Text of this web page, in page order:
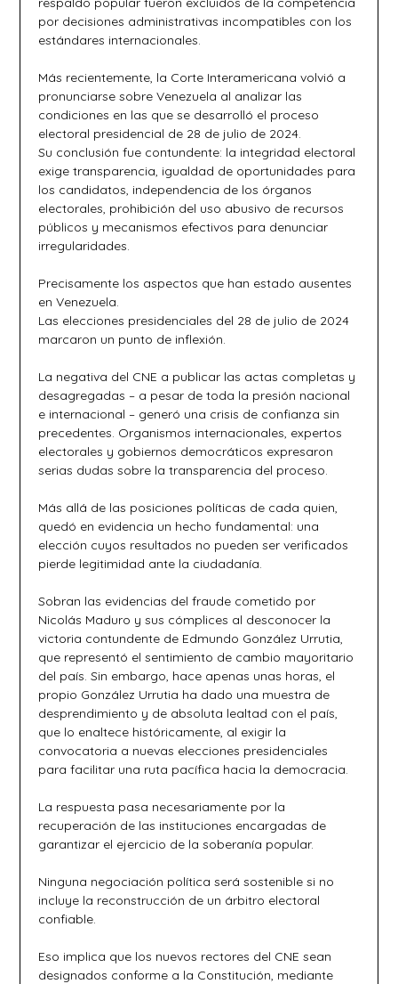
por decisiones administrativas incompatibles con los
estándares internacionales.
Más recientemente, la Corte Interamericana volvió a
pronunciarse sobre Venezuela al analizar las
condiciones en las que se desarrolló el proceso
electoral presidencial de 28 de julio de 2024.
Su conclusión fue contundente: la integridad electoral
exige transparencia, igualdad de oportunidades para
los candidatos, independencia de los órganos
electorales, prohibición del uso abusivo de recursos
públicos y mecanismos efectivos para denunciar
irregularidades.
Precisamente los aspectos que han estado ausentes
en Venezuela.
Las elecciones presidenciales del 28 de julio de 2024
marcaron un punto de inflexión.
La negativa del CNE a publicar las actas completas y
desagregadas – a pesar de toda la presión nacional
e internacional – generó una crisis de confianza sin
precedentes. Organismos internacionales, expertos
electorales y gobiernos democráticos expresaron
serias dudas sobre la transparencia del proceso.
Más allá de las posiciones políticas de cada quien,
quedó en evidencia un hecho fundamental: una
elección cuyos resultados no pueden ser verificados
pierde legitimidad ante la ciudadanía.
Sobran las evidencias del fraude cometido por
Nicolás Maduro y sus cómplices al desconocer la
victoria contundente de Edmundo González Urrutia,
que representó el sentimiento de cambio mayoritario
del país. Sin embargo, hace apenas unas horas, el
propio González Urrutia ha dado una muestra de
desprendimiento y de absoluta lealtad con el país,
que lo enaltece históricamente, al exigir la
convocatoria a nuevas elecciones presidenciales
para facilitar una ruta pacífica hacia la democracia.
La respuesta pasa necesariamente por la
recuperación de las instituciones encargadas de
garantizar el ejercicio de la soberanía popular.
Ninguna negociación política será sostenible si no
incluye la reconstrucción de un árbitro electoral
confiable.
Eso implica que los nuevos rectores del CNE sean
designados conforme a la Constitución, mediante